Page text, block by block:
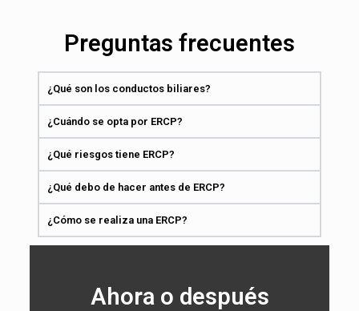
Preguntas frecuentes
¿Qué son los conductos biliares?
¿Cuándo se opta por ERCP?
¿Qué riesgos tiene ERCP?
¿Qué debo de hacer antes de ERCP?
¿Cómo se realiza una ERCP?
Ahora o después